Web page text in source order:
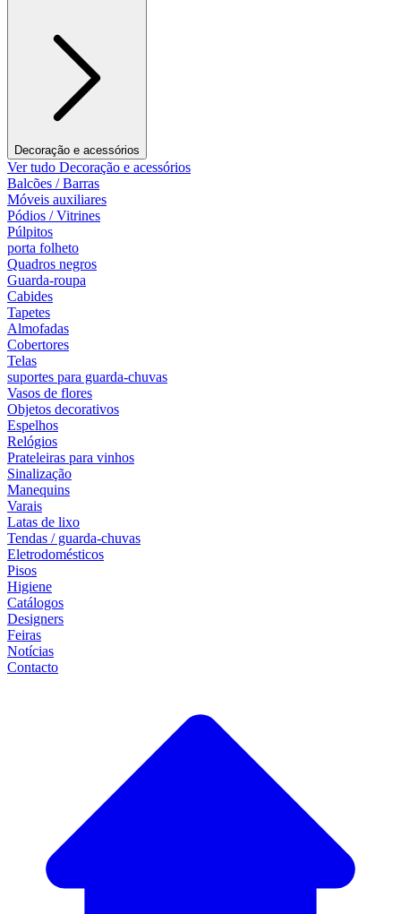
Decoração e acessórios
Ver tudo Decoração e acessórios
Balcões / Barras
Móveis auxiliares
Pódios / Vitrines
Púlpitos
porta folheto
Quadros negros
Guarda-roupa
Cabides
Tapetes
Almofadas
Cobertores
Telas
suportes para guarda-chuvas
Vasos de flores
Objetos decorativos
Espelhos
Relógios
Prateleiras para vinhos
Sinalização
Manequins
Varais
Latas de lixo
Tendas / guarda-chuvas
Eletrodomésticos
Pisos
Higiene
Catálogos
Designers
Feiras
Notícias
Contacto